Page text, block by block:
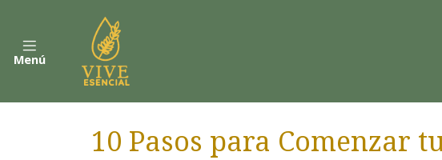
Menú
10 Pasos para Comenzar